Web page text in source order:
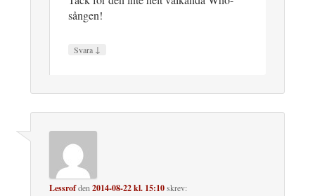
sången!
Svara ↓
Lessrofden 2014-08-22 kl. 15:10skrev: